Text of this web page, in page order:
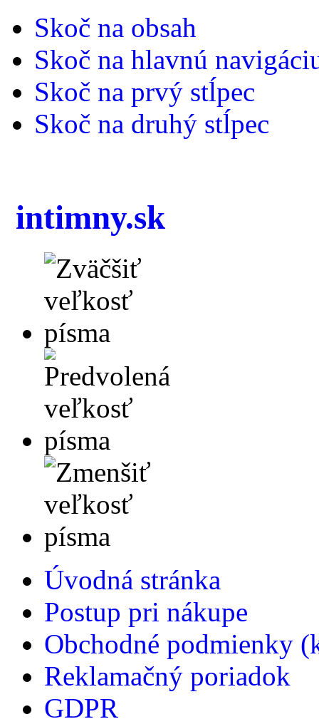
Skoč na obsah
Skoč na hlavnú
Skoč na prvý stĺpec
Skoč na druhý stĺpec
intimny.sk
Úvodná stránka
Postup pri nákupe
Obchodné podmienky
Reklamačný poriadok
GDPR